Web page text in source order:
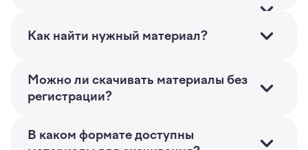
классов: презентации к урокам, рабочие листы,
интерактивные карточки и готовые задания на
дом для закрепления знаний.
Как найти нужный материал?
материал, то на главной странице выберите
класс и предмет, затем выберите необходимую
программу и перейдите к искомому уроку.
занятию. Также используйте поиск на главной
Можно ли скачивать материалы без
регистрации?
зарегистрироваться и войти в аккаунт. После
этого появится возможность скачивать все
В каком формате доступны